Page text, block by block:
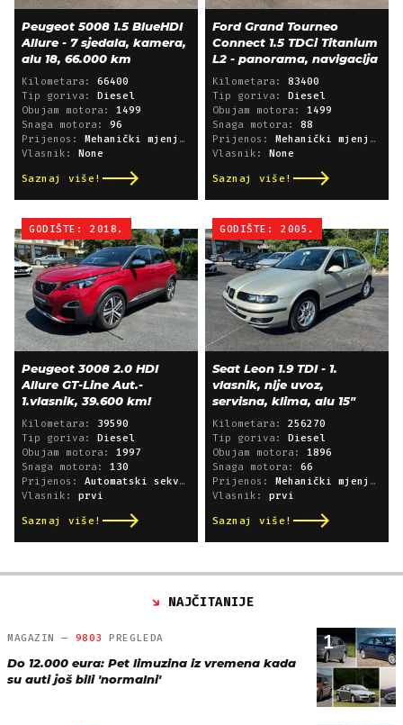
Peugeot 5008 1.5 BlueHDI
Allure - 7 sjedala, kamera,
alu 18, 66.000 km
Kilometara: 66400
Tip goriva: Diesel
Obujam motora: 1499
Snaga motora: 96
Prijenos: Mehanički mjenjač
Vlasnik: None
Saznaj više!
Ford Grand Tourneo
Connect 1.5 TDCi Titanium
L2 - panorama, navigacija
Kilometara: 83400
Tip goriva: Diesel
Obujam motora: 1499
Snaga motora: 88
Prijenos: Mehanički mjenjač
Vlasnik: None
Saznaj više!
GODIŠTE: 2018.
Peugeot 3008 2.0 HDI
Allure GT-Line Aut.-
1.vlasnik, 39.600 km!
Kilometara: 39590
Tip goriva: Diesel
Obujam motora: 1997
Snaga motora: 130
Prijenos: Automatski sekvencijski
Vlasnik: prvi
Saznaj više!
GODIŠTE: 2005.
Seat Leon 1.9 TDI - 1.
vlasnik, nije uvoz,
servisna, klima, alu 15"
Kilometara: 256270
Tip goriva: Diesel
Obujam motora: 1896
Snaga motora: 66
Prijenos: Mehanički mjenjač
Vlasnik: prvi
Saznaj više!
NAJČITANIJE
1
MAGAZIN — 9803 PREGLEDA
Do 12.000 eura: Pet limuzina iz vremena kada
su auti još bili 'normalni'